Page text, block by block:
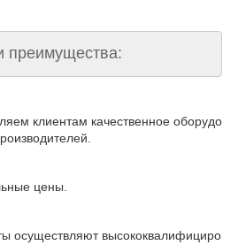
преимущества:
клиентам качественное
цены.
осуществляют